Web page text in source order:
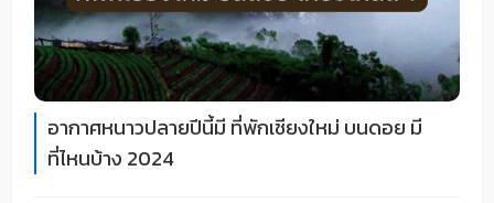
อากาศหนาวปลายปีนี้มี ที่พักเชียงใหม่ บนดอย มี
ที่ไหนบ้าง 2024